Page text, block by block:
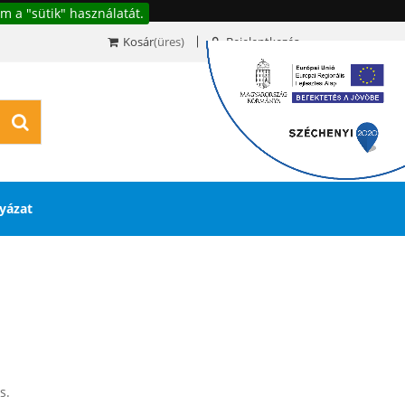
a "sütik" használatát.
Kosár(üres) Bejelentkezés
0